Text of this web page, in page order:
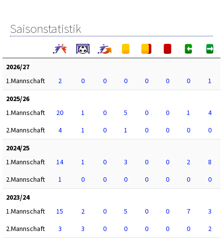
Saisonstatistik
2026/27
1.Mannschaft
2 0 0 0 0 0 0
1
2025/26
1.Mannschaft
20 1 0 5 0 0 1
4
2.Mannschaft
4 1 0 1 0 0 0
0
2024/25
1.Mannschaft
14 1 0 3 0 0 2
8
2.Mannschaft
1 0 0 0 0 0 0
0
2023/24
1.Mannschaft
15 2 0 5 0 0 7
3
2.Mannschaft
3 3 0 0 0 0 0
2